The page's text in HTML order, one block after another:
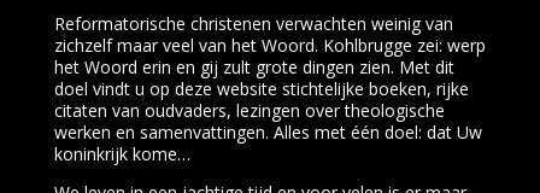
Reformatorische christenen verwachten weinig van
zichzelf maar veel van het Woord. Kohlbrugge zei: werp
het Woord erin en gij zult grote dingen zien. Met dit
doel vindt u op deze website stichtelijke boeken, rijke
citaten van oudvaders, lezingen over theologische
werken en samenvattingen. Alles met één doel: dat Uw
koninkrijk kome…